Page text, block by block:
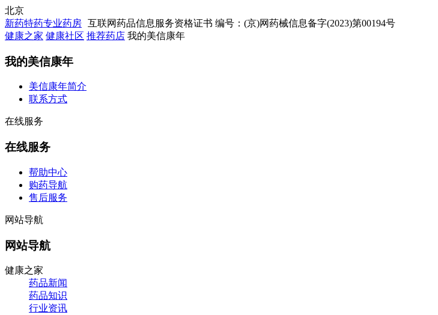
北京
新药特药专业药房 互联网药品信息服务资格证书 编号：(京)网药械信息备字(2023)第00194号
健康之家 健康社区 推荐药店 我的美信康年
我的美信康年
美信康年简介
联系方式
在线服务
在线服务
帮助中心
购药导航
售后服务
网站导航
网站导航
健康之家
药品新闻
药品知识
行业资讯